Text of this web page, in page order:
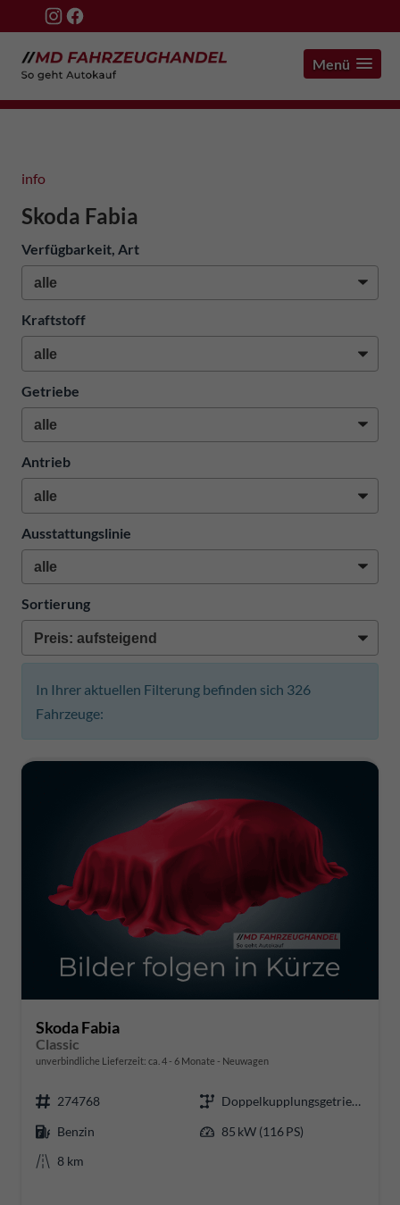
Menü
info
Skoda Fabia
Verfügbarkeit, Art
Kraftstoff
Getriebe
Antrieb
Ausstattungslinie
Sortierung
In Ihrer aktuellen Filterung befinden sich 326
Fahrzeuge:
Skoda Fabia
Classic
unverbindliche Lieferzeit: ca. 4 - 6 Monate Neuwagen
274768
Doppelkupplungsgetriebe (DSG)
Benzin
85 kW (116 PS)
8 km